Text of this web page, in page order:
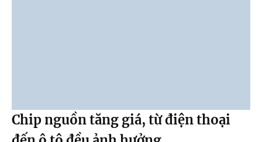
Chip nguồn tăng giá, từ điện thoại